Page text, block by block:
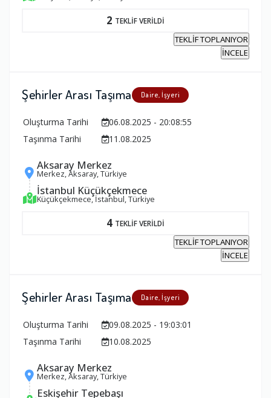
2 TEKLİF VERİLDİ
TEKLİF TOPLANIYOR
İNCELE
Şehirler Arası Taşıma Daire, İşyeri
Oluşturma Tarihi
06.08.2025 - 20:08:55
Taşınma Tarihi
11.08.2025
Aksaray Merkez
Merkez, Aksaray, Türkiye
İstanbul Küçükçekmece
Küçükçekmece, İstanbul, Türkiye
4 TEKLİF VERİLDİ
TEKLİF TOPLANIYOR
İNCELE
Şehirler Arası Taşıma Daire, İşyeri
Oluşturma Tarihi
09.08.2025 - 19:03:01
Taşınma Tarihi
10.08.2025
Aksaray Merkez
Merkez, Aksaray, Türkiye
Eskişehir Tepebaşı